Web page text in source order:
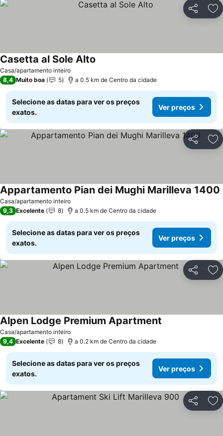
Partilhar
Casa/apartamento inteiro
Casetta al Sole Alto
8,4 Muito boa 5 a 0.5 km de Centro da cidade
Selecione as datas para ver os preços
exatos.
Ver preços
Partilhar
Casa/apartamento inteiro
Appartamento Pian dei Mughi Marilleva 1400
9,3 Excelente 8 a 0.5 km de Centro da cidade
Selecione as datas para ver os preços
exatos.
Ver preços
Partilhar
Casa/apartamento inteiro
Alpen Lodge Premium Apartment
9,4 Excelente 8 a 0.2 km de Centro da cidade
Selecione as datas para ver os preços
exatos.
Ver preços
Partilhar